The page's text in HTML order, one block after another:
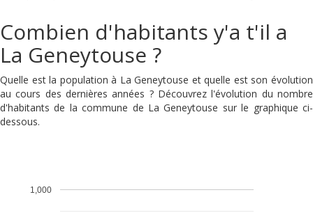
Combien d'habitants y'a t'il a
La Geneytouse ?
Quelle est la population à La Geneytouse et quelle est son évolution
au cours des dernières années ? Découvrez l'évolution du nombre
d'habitants de la commune de La Geneytouse sur le graphique ci-
dessous.
1,000